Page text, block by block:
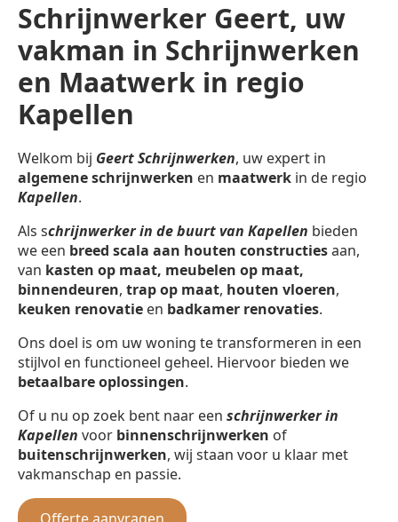
Schrijnwerker Geert, uw
vakman in Schrijnwerken
en Maatwerk in regio
Kapellen
Welkom bij Geert Schrijnwerken, uw expert in
algemene schrijnwerken en maatwerk in de regio
Kapellen.
Als schrijnwerker in de buurt van Kapellen bieden
we een breed scala aan houten constructiesaan,
van kasten op maat, meubelen op maat,
binnendeuren, trap op maat, houten vloeren,
keuken renovatie en badkamer renovaties.
Ons doel is om uw woning te transformeren in een
stijlvol en functioneel geheel. Hiervoor bieden we
betaalbare oplossingen.
Of u nu op zoek bent naar een schrijnwerker in
Kapellen voor binnenschrijnwerken of
buitenschrijnwerken, wij staan voor u klaar met
vakmanschap en passie.